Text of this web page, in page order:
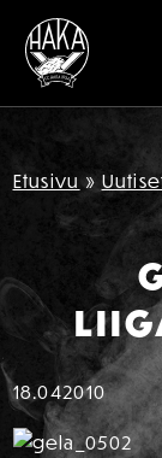
Siirry sisältöön
Etusivu »
18.042010